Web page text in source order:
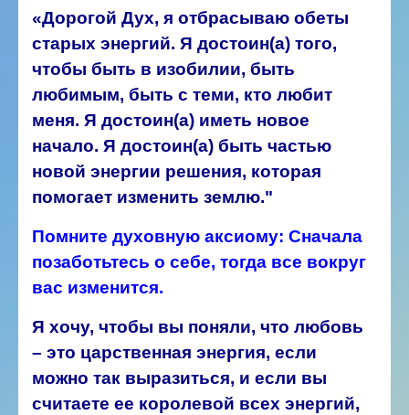
«Дорогой Дух, я отбрасываю обеты
старых энергий. Я достоин(а) того,
чтобы быть в изобилии, быть
любимым, быть с теми, кто любит
меня. Я достоин(а) иметь новое
начало. Я достоин(а) быть частью
новой энергии решения, которая
помогает изменить землю."
Помните духовную аксиому: Сначала
позаботьтесь о себе, тогда все вокруг
вас изменится.
Я хочу, чтобы вы поняли, что любовь
– это царственная энергия, если
можно так выразиться, и если вы
считаете ее королевой всех энергий,